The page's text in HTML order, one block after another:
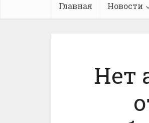
Главная Новости
Нет